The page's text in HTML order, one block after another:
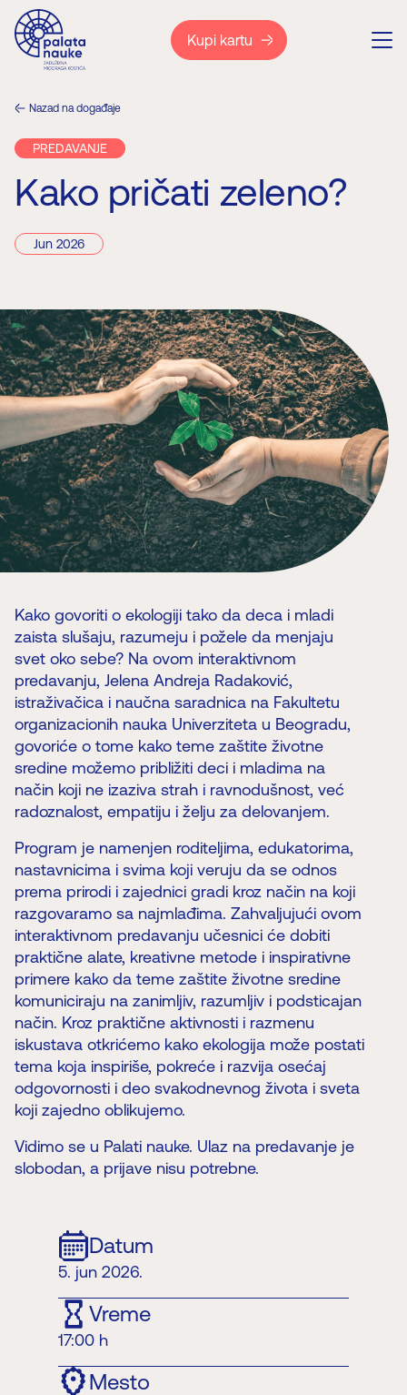
Kupi kartu
Nazad na događaje
PREDAVANJE
Kako pričati zeleno?
Jun 2026
Kako govoriti o ekologiji tako da deca i mladi
zaista slušaju, razumeju i požele da menjaju
svet oko sebe? Na ovom interaktivnom
predavanju, Jelena Andreja Radaković,
istraživačica i naučna saradnica na Fakultetu
organizacionih nauka Univerziteta u Beogradu,
govoriće o tome kako teme zaštite životne
sredine možemo približiti deci i mladima na
način koji ne izaziva strah i ravnodušnost, već
radoznalost, empatiju i želju za delovanjem.
Program je namenjen roditeljima, edukatorima,
nastavnicima i svima koji veruju da se odnos
prema prirodi i zajednici gradi kroz način na koji
razgovaramo sa najmlađima. Zahvaljujući ovom
interaktivnom predavanju učesnici će dobiti
praktične alate, kreativne metode i inspirativne
primere kako da teme zaštite životne sredine
komuniciraju na zanimljiv, razumljiv i podsticajan
način. Kroz praktične aktivnosti i razmenu
iskustava otkrićemo kako ekologija može postati
tema koja inspiriše, pokreće i razvija osećaj
odgovornosti i deo svakodnevnog života i sveta
koji zajedno oblikujemo.
Vidimo se u Palati nauke. Ulaz na predavanje je
slobodan, a prijave nisu potrebne.
Datum
5. jun 2026.
Vreme
17:00 h
Mesto